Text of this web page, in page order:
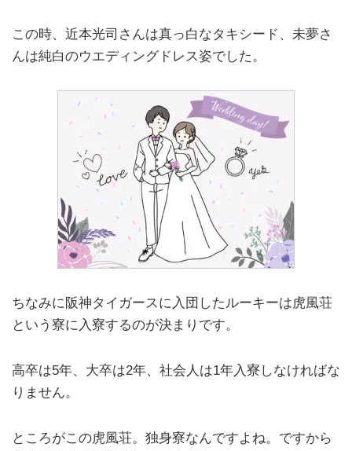
この時、近本光司さんは真っ白なタキシード、未夢さ
んは純白のウエディングドレス姿でした。
ちなみに阪神タイガースに入団したルーキーは虎風荘
という寮に入寮するのが決まりです。
高卒は5年、大卒は2年、社会人は1年入寮しなければな
りません。
ところがこの虎風荘。独身寮なんですよね。ですから